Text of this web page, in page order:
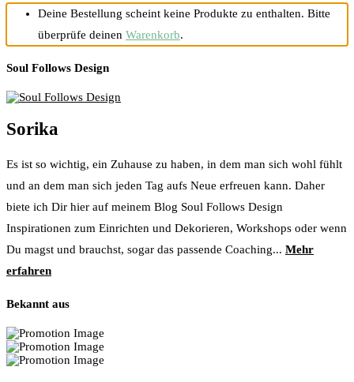
Deine Bestellung scheint keine Produkte zu enthalten. Bitte
überprüfe deinen Warenkorb.
Soul Follows Design
Sorika
Es ist so wichtig, ein Zuhause zu haben, in dem man sich wohl fühlt
und an dem man sich jeden Tag aufs Neue erfreuen kann. Daher
biete ich Dir hier auf meinem Blog Soul Follows Design
Inspirationen zum Einrichten und Dekorieren, Workshops oder wenn
Du magst und brauchst, sogar das passende Coaching... Mehr
erfahren
Bekannt aus